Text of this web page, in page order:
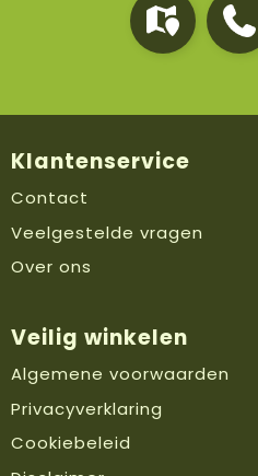
Klantenservice
Contact
Veelgestelde vragen
Over ons
Veilig winkelen
Algemene voorwaarden
Privacyverklaring
Cookiebeleid